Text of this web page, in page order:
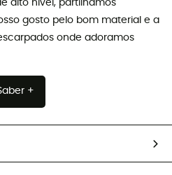
alto nível, partilhamos
gosto pelo bom material e a
onde adoramos
+